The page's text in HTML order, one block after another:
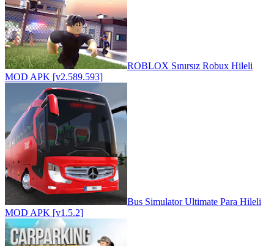
ROBLOX Sınırsız Robux Hileli
MOD APK [v2.589.593]
Bus Simulator Ultimate Para Hileli
MOD APK [v1.5.2]